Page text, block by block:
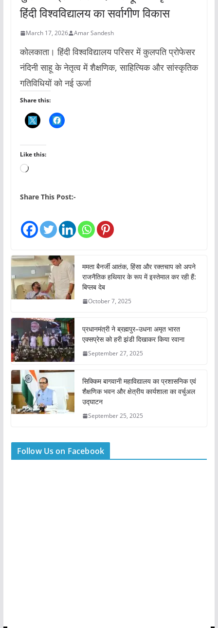
हिंदी विश्वविद्यालय का सर्वागीण विकास
March 17, 2026 Amar Sandesh
कोलकाता। हिंदी विश्वविद्यालय परिसर में कुलपति प्रोफेसर
नंदिनी साहू के नेतृत्व में शैक्षणिक, साहित्यिक और सांस्कृतिक
गतिविधियों को नई ऊर्जा
Share this:
Like this:
L
a
n
…
Share This Post:-
ममता बैनर्जी आतंक, हिंसा और रक्तचाप को अपने
राजनैतिक हथियार के रूप में इस्तेमाल कर रही हैं:
बिप्लब देब
October 7, 2025
प्रधानमंत्री ने ब्रह्मपुर–उधना अमृत भारत
एक्सप्रेस को हरी झंडी दिखाकर किया रवाना
September 27, 2025
सिक्किम बागवानी महाविद्यालय का प्रशासनिक एवं
शैक्षणिक भवन और क्षेत्रीय कार्यशाला का वर्चुअल
उद्घाटन
September 25, 2025
Follow Us on Facebook